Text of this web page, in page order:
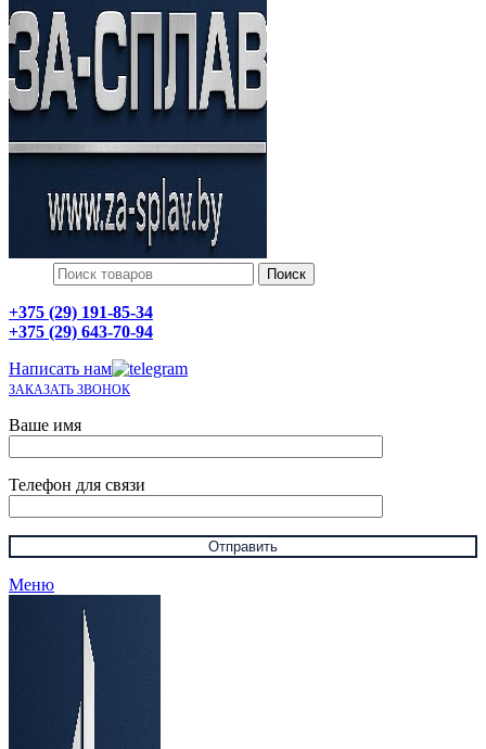
Поиск
+375 (29) 191-85-34
+375 (29) 643-70-94
Написать нам
ЗАКАЗАТЬ ЗВОНОК
Ваше имя
Телефон для связи
Меню